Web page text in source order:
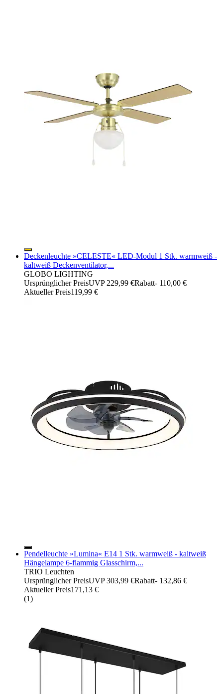
Deckenleuchte »CELESTE« LED-Modul 1 Stk. warmweiß -
kaltweiß Deckenventilator,...
GLOBO LIGHTING
Ursprünglicher PreisUVP 229,99 €Rabatt- 110,00 €
Aktueller Preis119,99 €
Pendelleuchte »Lumina« E14 1 Stk. warmweiß - kaltweiß
Hängelampe 6-flammig Glasschirm,...
TRIO Leuchten
Ursprünglicher PreisUVP 303,99 €Rabatt- 132,86 €
Aktueller Preis171,13 €
(1)